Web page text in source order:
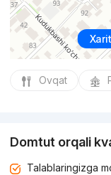
Ovqat
Domtut orqali
Talablaringizga